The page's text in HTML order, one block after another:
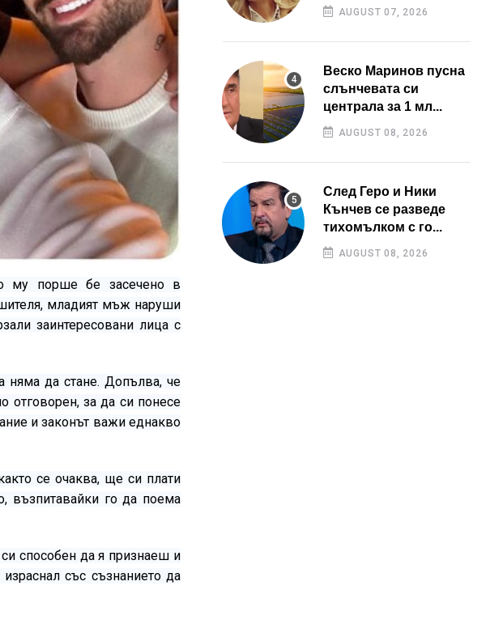
му порше бе засечено в
младият мъж наруши
заинтересовани лица с
няма да стане. Допълва, че
отговорен, за да си понесе
и законът важи еднакво
се очаква, ще си плати
възпитавайки го да поема
способен да я признаеш и
със съзнанието да
AUGUST 07, 2026
Веско Маринов пусна
слънчевата си
централа за 1 мл...
AUGUST 08, 2026
След Геро и Ники
Кънчев се разведе
тихомълком с го...
AUGUST 08, 2026